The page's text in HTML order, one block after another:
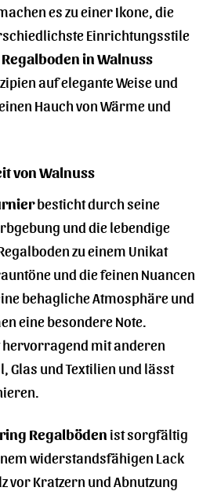
es zu einer Ikone, die
Einrichtungsstile
in Walnuss
auf elegante Weise und
Hauch von Wärme und
von Walnuss
besticht durch seine
und die lebendige
zu einem Unikat
und die feinen Nuancen
behagliche Atmosphäre und
eine besondere Note.
mit anderen
Glas und Textilien und lässt
Regalböden ist sorgfältig
widerstandsfähigen Lack
vor Kratzern und Abnutzung